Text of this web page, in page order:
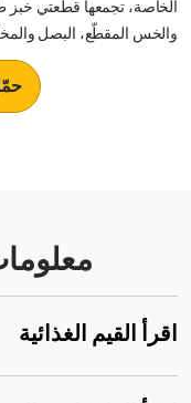
الخاصة، تجمعها قطعتي خبز
والخس المقطّع، البصل
اقرأ القيم الغذائية